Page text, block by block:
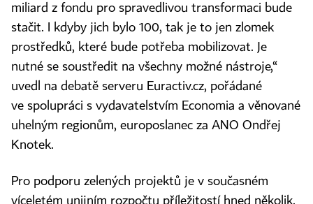
miliard z fondu pro spravedlivou transformaci bude
stačit. I kdyby jich bylo 100, tak je to jen zlomek
prostředků, které bude potřeba mobilizovat. Je
nutné se soustředit na všechny možné nástroje,“
uvedl na debatě serveru Euractiv.cz, pořádané
ve spolupráci s vydavatelstvím Economia a věnované
uhelným regionům, europoslanec za ANO Ondřej
Knotek.
Pro podporu zelených projektů je v současném
víceletém unijním rozpočtu příležitostí hned několik.